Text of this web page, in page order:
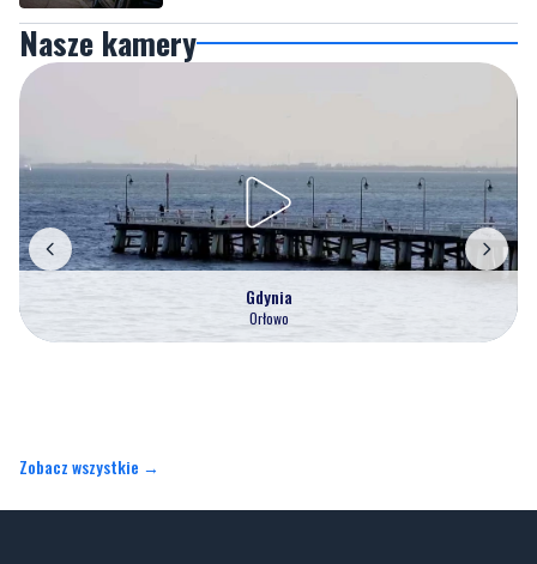
Nasze kamery
Gdynia
Orłowo
Zobacz wszystkie →